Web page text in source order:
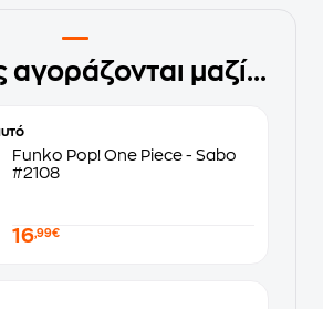
μαζί...
Funko Pop! One Piece - Sabo
#2108
16,99€